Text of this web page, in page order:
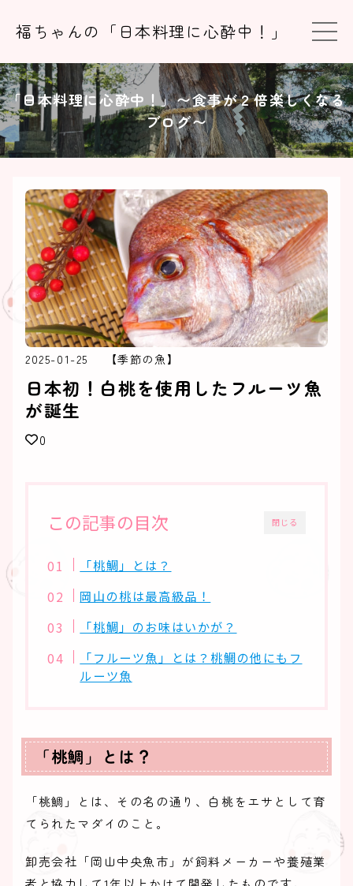
福ちゃんの「日本料理に心酔中！」
「日本料理に心酔中！」〜食事が２倍楽しくなる
ブログ〜
2025-01-25 【季節の魚】
日本初！白桃を使用したフルーツ魚
が誕生
0
閉じる
この記事の目次
「桃鯛」とは？
岡山の桃は最高級品！
「桃鯛」のお味はいかが？
「フルーツ魚」とは？桃鯛の他にもフ
ルーツ魚
「桃鯛」とは？
「桃鯛」とは、その名の通り、白桃をエサとして育
てられたマダイのこと。
卸売会社「岡山中央魚市」が飼料メーカーや養殖業